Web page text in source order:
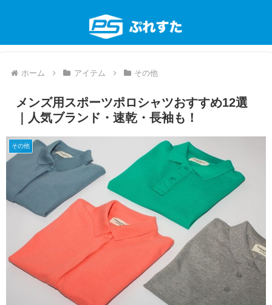
ホーム アイテム その他
メンズ用スポーツポロシャツおすすめ12選
｜人気ブランド・速乾・長袖も！
その他